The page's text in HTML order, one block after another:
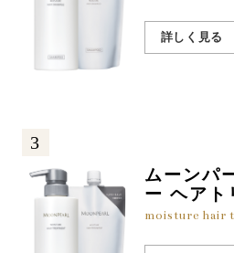
詳しく見る
3
ムーンパ
ー ヘアト
moisture hair